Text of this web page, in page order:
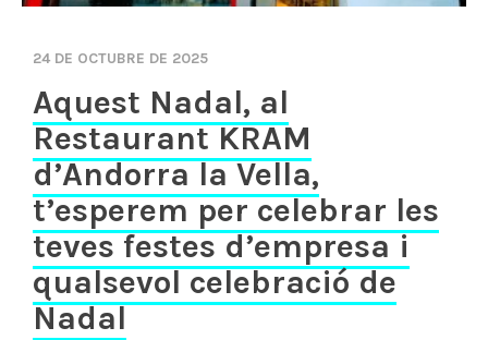
24 DE OCTUBRE DE 2025
Aquest Nadal, al
Restaurant KRAM
d’Andorra la Vella,
t’esperem per celebrar les
teves festes d’empresa i
qualsevol celebració de
Nadal